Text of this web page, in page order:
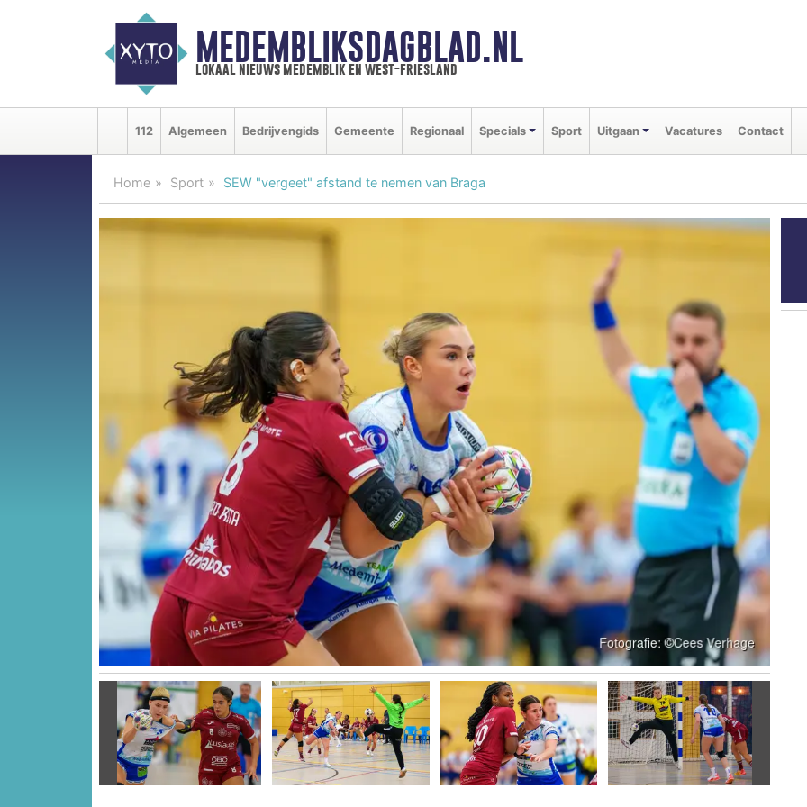
MEDEMBLIKSDAGBLAD.NL
lokaal nieuws medemblik en west-friesland
112 Algemeen Bedrijvengids Gemeente Regionaal Specials Sport Uitgaan Vacatures Contact
Home Sport SEW "vergeet" afstand te nemen van Braga
Vorige